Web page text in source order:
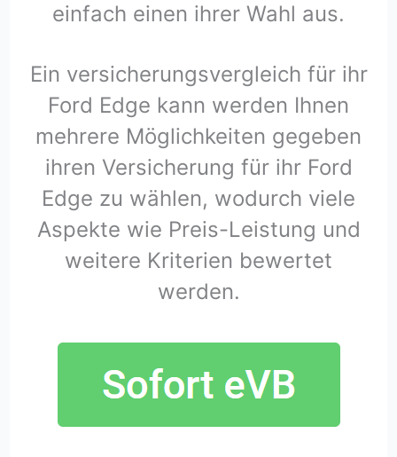
einfach einen ihrer Wahl aus.
Ein versicherungsvergleich für ihr
Ford Edge kann werden Ihnen
mehrere Möglichkeiten gegeben
ihren Versicherung für ihr Ford
Edge zu wählen, wodurch viele
Aspekte wie Preis-Leistung und
weitere Kriterien bewertet
werden.